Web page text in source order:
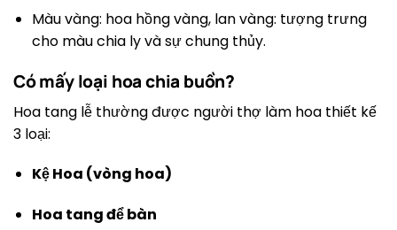
Màu vàng: hoa hồng vàng, lan vàng: tượng trưng
cho màu chia ly và sự chung thủy.
Có mấy loại hoa chia buồn?
Hoa tang lễ thường được người thợ làm hoa thiết kế
3 loại:
Kệ Hoa (vòng hoa)
Hoa tang để bàn